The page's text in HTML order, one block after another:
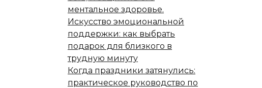
ментальное здоровье.
Искусство эмоциональной
поддержки: как выбрать
подарок для близкого в
трудную минуту
Когда праздники затянулись:
практическое руководство по